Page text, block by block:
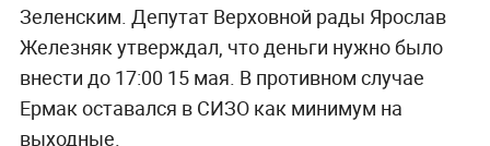
Зеленским. Депутат Верховной рады Ярослав
Железняк утверждал, что деньги нужно было
внести до 17:00 15 мая. В противном случае
Ермак оставался в СИЗО как минимум на
выходные.